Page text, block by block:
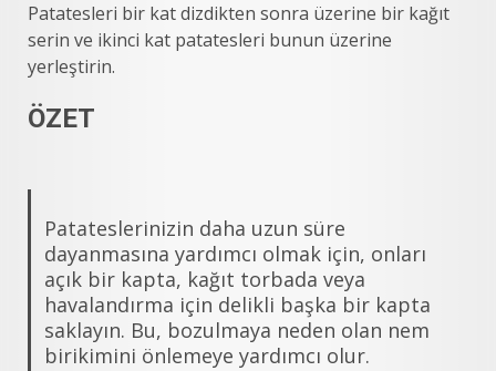
Patatesleri bir kat dizdikten sonra üzerine bir kağıt
serin ve ikinci kat patatesleri bunun üzerine
yerleştirin.
ÖZET
Patateslerinizin daha uzun süre
dayanmasına yardımcı olmak için, onları
açık bir kapta, kağıt torbada veya
havalandırma için delikli başka bir kapta
saklayın. Bu, bozulmaya neden olan nem
birikimini önlemeye yardımcı olur.